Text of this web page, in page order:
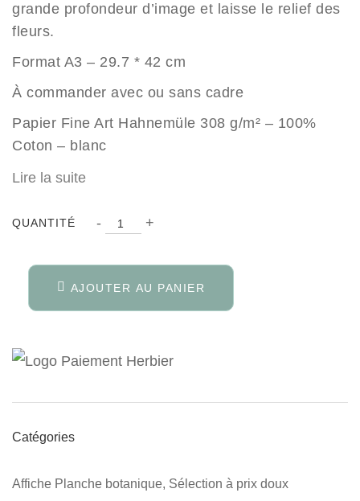
grande profondeur d’image et laisse le relief des
fleurs.
Format A3 – 29.7 * 42 cm
À commander avec ou sans cadre
Papier Fine Art Hahnemüle 308 g/m² – 100%
Coton – blanc
Lire la suite
QUANTITÉ - Quantité
+
AJOUTER AU PANIER
Catégories
Affiche Planche botanique, Sélection à prix doux